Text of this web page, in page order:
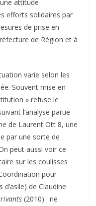
attitude
efforts solidaires par
de prise en
de Région et à
varie selon les
Souvent mise en
» refuse le
l’analyse parue
de Laurent Ott 8, une
par une sorte de
peut aussi voir ce
sur les coulisses
pour
d’asile) de Claudine
(2010) : ne